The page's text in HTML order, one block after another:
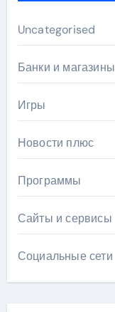
Uncategorised
Банки и магазины
Игры
Новости плюс
Программы
Сайты и сервисы
Социальные сети